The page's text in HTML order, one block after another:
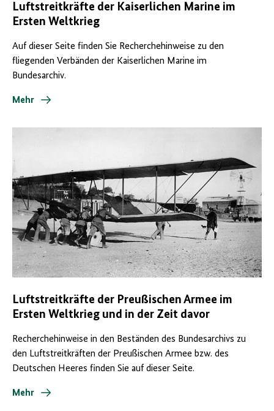
Luftstreitkräfte der Kaiserlichen Marine im
Ersten Weltkrieg
Auf dieser Seite finden Sie Recherchehinweise zu den
fliegenden Verbänden der Kaiserlichen Marine im
Bundesarchiv.
Mehr
Luftstreitkräfte der Preußischen Armee im
Ersten Weltkrieg und in der Zeit davor
Recherchehinweise in den Beständen des Bundesarchivs zu
den Luftstreitkräften der Preußischen Armee bzw. des
Deutschen Heeres finden Sie auf dieser Seite.
Mehr